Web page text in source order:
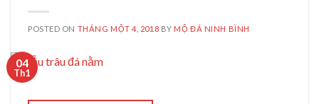
POSTED ON THÁNG MỘT 4, 2018 BY MỘ ĐÁ NINH BÌNH
04
Th1